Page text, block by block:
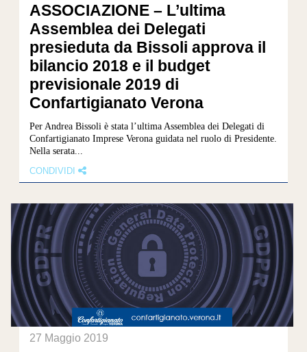
ASSOCIAZIONE – L’ultima
Assemblea dei Delegati
presieduta da Bissoli approva il
bilancio 2018 e il budget
previsionale 2019 di
Confartigianato Verona
Per Andrea Bissoli è stata l’ultima Assemblea dei Delegati di
Confartigianato Imprese Verona guidata nel ruolo di Presidente.
Nella serata...
CONDIVIDI
27 Maggio 2019